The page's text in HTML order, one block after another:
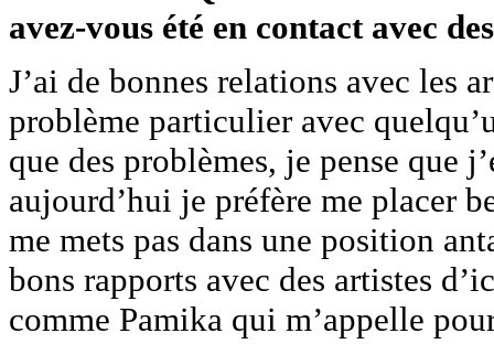
avez-vous été en contact avec
J’ai de bonnes relations avec les
problème particulier avec
que des problèmes, je pense que
aujourd’hui je préfère me placer
me mets pas dans une position
bons rapports avec des artistes
comme Pamika qui m’appelle